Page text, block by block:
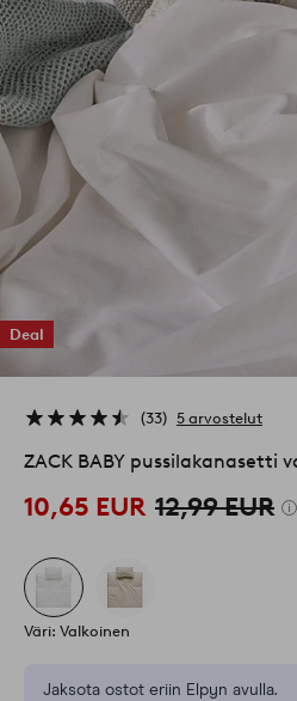
Deal
33 5 arvostelut
ZACK BABY pussilakanasetti
10,65 EUR 12,99 EUR
Väri: Valkoinen
Jaksota ostot eriin Elpyn avulla.